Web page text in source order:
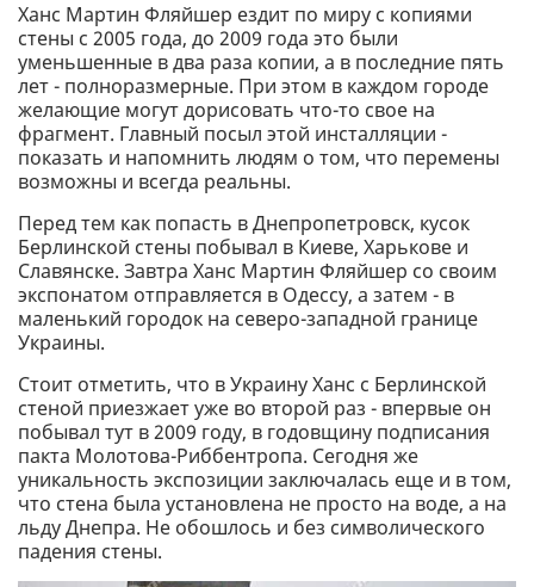
Ханс Мартин Фляйшер ездит по миру с копиями
стены с 2005 года, до 2009 года это были
уменьшенные в два раза копии, а в последние пять
лет - полноразмерные. При этом в каждом городе
желающие могут дорисовать что-то свое на
фрагмент. Главный посыл этой инсталляции -
показать и напомнить людям о том, что перемены
возможны и всегда реальны.
Перед тем как попасть в Днепропетровск, кусок
Берлинской стены побывал в Киеве, Харькове и
Славянске. Завтра Ханс Мартин Фляйшер со своим
экспонатом отправляется в Одессу, а затем - в
маленький городок на северо-западной границе
Украины.
Стоит отметить, что в Украину Ханс с Берлинской
стеной приезжает уже во второй раз - впервые он
побывал тут в 2009 году, в годовщину подписания
пакта Молотова-Риббентропа. Сегодня же
уникальность экспозиции заключалась еще и в том,
что стена была установлена не просто на воде, а на
льду Днепра. Не обошлось и без символического
падения стены.